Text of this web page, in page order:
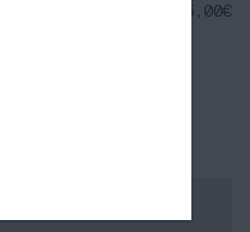
15,00€